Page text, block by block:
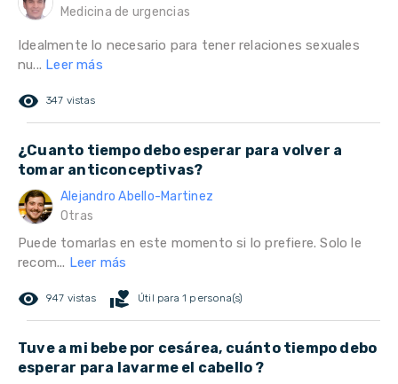
Medicina de urgencias
Idealmente lo necesario para tener relaciones sexuales
nu... Leer más
remove_red_eye 347 vistas
¿Cuanto tiempo debo esperar para volver a
tomar anticonceptivas?
Alejandro Abello-Martinez
Otras
Puede tomarlas en este momento si lo prefiere. Solo le
recom... Leer más
remove_red_eye 947 vistas volunteer_activism Útil para 1 persona(s)
Tuve a mi bebe por cesárea, cuánto tiempo debo
esperar para lavarme el cabello ?